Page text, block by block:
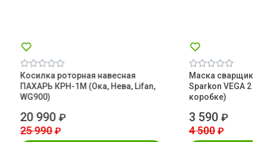
Косилка роторная навесная
ПАХАРЬ КРН-1М (Ока, Нева, Lifan,
WG900)
20 990₽
25 990 ₽
Маска сварщика
Sparkon VEGA 2
коробке)
3 590 ₽
4 500 ₽